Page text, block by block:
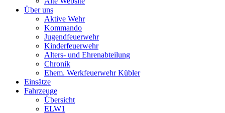
Über uns
Aktive Wehr
Kommando
Jugendfeuerwehr
Kinderfeuerwehr
Alters- und Ehrenabteilung
Chronik
Ehem. Werkfeuerwehr Kübler
Einsätze
Fahrzeuge
Übersicht
ELW1